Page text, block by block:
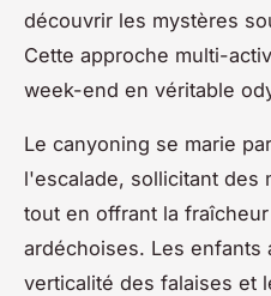
découvrir les mystères
Cette approche multi-
week-end en véritable
Le canyoning se marie
l'escalade, sollicitant des
tout en offrant la
ardéchoises. Les enfants
verticalité des falaises et